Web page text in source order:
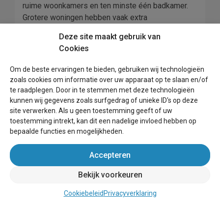
ruime woonkamers en ten minste één badkamer.
Grotere woningen hebben vaak extra
Uiteraard zijn alle accommodaties voorzien van
beddengoed en linnengoed, zodat u zich geen
zorgen hoeft te maken over het meenemen van uw
eigen benodigdheden
Bij het huren van een vakantiehuis in Nederland
heeft u meestal rechtstreeks te maken met de
huiseigenaar of beheerder via een online platform
zoals Airbnb of Booking.com. Veel eigenaren zijn
van hoe lang u van plan bent te blijven en welke
voorzieningen u van de woning verlangt. Het is
belangrijk om recensies te lezen die door eerdere
huurders zijn achtergelaten om er zeker van te zijn
dat u een kwaliteitsvolle huurervaring vindt
Deze site maakt gebruik van
Cookies
Om de beste ervaringen te bieden, gebruiken wij technologieën
zoals cookies om informatie over uw apparaat op te slaan en/of
te raadplegen. Door in te stemmen met deze technologieën
kunnen wij gegevens zoals surfgedrag of unieke ID's op deze
site verwerken. Als u geen toestemming geeft of uw
toestemming intrekt, kan dit een nadelige invloed hebben op
bepaalde functies en mogelijkheden.
Accepteren
Bekijk voorkeuren
Cookiebeleid Privacyverklaring